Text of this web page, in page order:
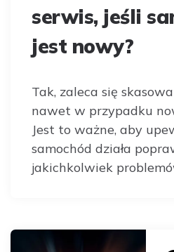
serwis, jeśli
jest nowy?
Tak, zaleca się
nawet w przypadku
Jest to ważne, aby
samochód działa
jakichkolwiek
Post